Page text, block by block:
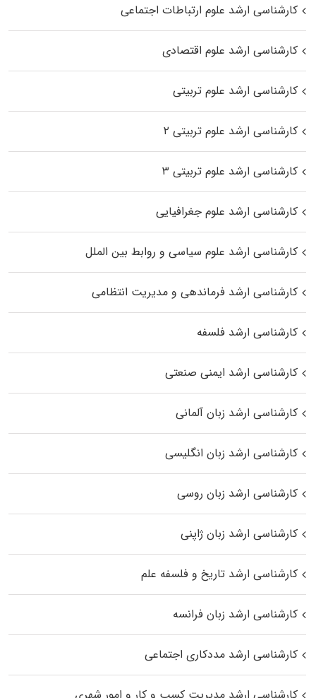
کارشناسی ارشد علوم ارتباطات اجتماعی
کارشناسی ارشد علوم اقتصادی
کارشناسی ارشد علوم تربیتی
کارشناسی ارشد علوم تربیتی ۲
کارشناسی ارشد علوم تربیتی ۳
کارشناسی ارشد علوم جغرافیایی
کارشناسی ارشد علوم سیاسی و روابط بین الملل
کارشناسی ارشد فرماندهی و مدیریت انتظامی
کارشناسی ارشد فلسفه
کارشناسی ارشد ایمنی صنعتی
کارشناسی ارشد زبان آلمانی
کارشناسی ارشد زبان انگلیسی
کارشناسی ارشد زبان روسی
کارشناسی ارشد زبان ژاپنی
کارشناسی ارشد تاریخ و فلسفه علم
کارشناسی ارشد زبان فرانسه
کارشناسی ارشد مددکاری اجتماعی